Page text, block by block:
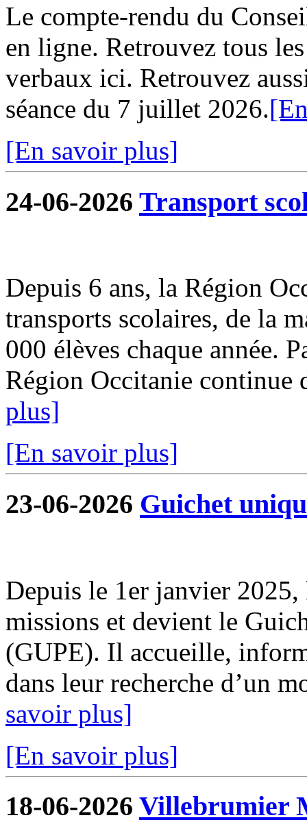
Le compte-rendu du
en ligne. Retrouvez tous
verbaux ici. Retrouvez
séance du 7 juillet 2026.
[En savoir plus]
24-06-2026 Transport
Depuis 6 ans, la Région
transports scolaires, de la
000 élèves chaque année.
Région Occitanie continue
plus]
[En savoir plus]
23-06-2026 Guichet
Depuis le 1er janvier 2025,
missions et devient le
(GUPE). Il accueille,
dans leur recherche d’un
savoir plus]
[En savoir plus]
18-06-2026 Villebrumier